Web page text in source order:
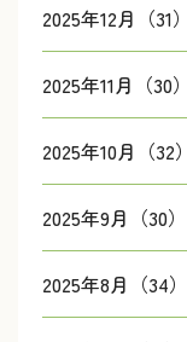
2025年12月（31）
2025年11月（30）
2025年10月（32）
2025年9月（30）
2025年8月（34）